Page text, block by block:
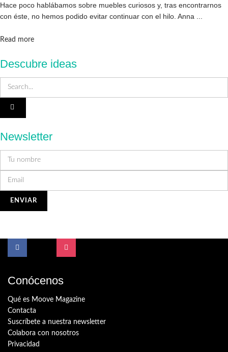
Hace poco hablábamos sobre muebles curiosos y, tras encontrarnos
con éste, no hemos podido evitar continuar con el hilo. Anna ...
Read moreDetails
Descubre ideas
Newsletter
Conócenos
Qué es Moove Magazine
Contacta
Suscríbete a nuestra newsletter
Colabora con nosotros
Privacidad